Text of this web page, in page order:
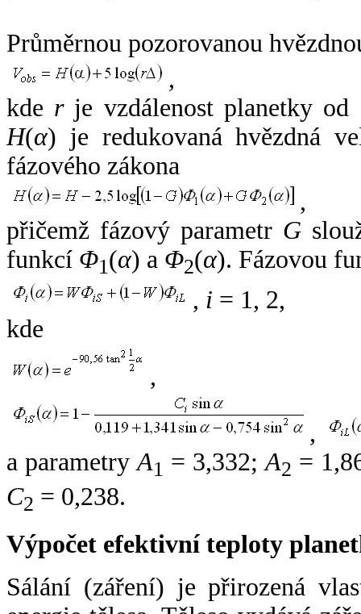
Průměrnou pozorovanou
,
kde rje vzdálenost planetky od
H(α) je redukovaná hvězdná
fázového zákona
,
přičemž fázový parametr G
funkcí Φ1(α) a Φ2(α). Fázovou
, i = 1, 2,
kde
,
,
a parametryA1 = 3,332;A2 =
C2 = 0,238.
Výpočet efektivní teploty
Sálání (záření) je přirozená